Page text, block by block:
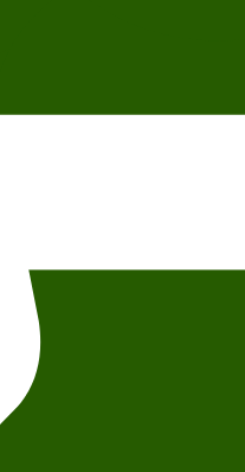
and photo credit.
med amfi og stolrader.